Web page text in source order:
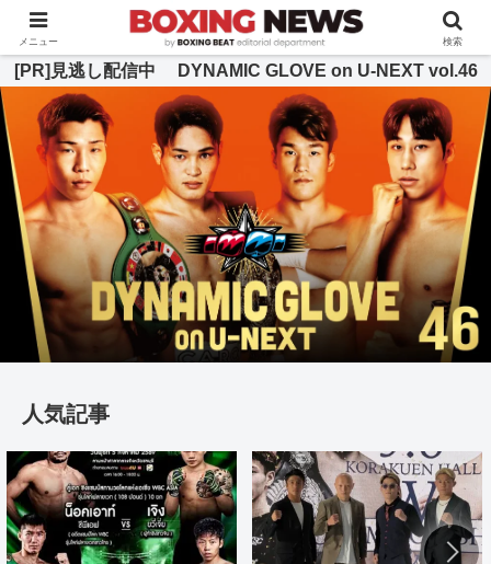
BOXING BEAT [ボクシング・ビート] 公式サイト
[PR]見逃し配信中 DYNAMIC GLOVE on U-NEXT vol.46
人気記事
メニュー 検索